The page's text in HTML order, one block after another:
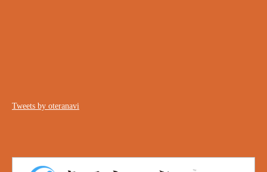
Tweets by oteranavi